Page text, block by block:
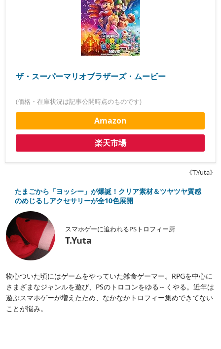
ザ・スーパーマリオブラザーズ・ムービー
(価格・在庫状況は記事公開時点のものです)
Amazon
楽天市場
《T.Yuta》
たまごから「ヨッシー」が爆誕！クリア素材＆ツヤツヤ質感
のめじるしアクセサリーが全10色展開
スマホゲーに追われるPSトロフィー厨
T.Yuta
物心ついた頃にはゲームをやっていた雑食ゲーマー。RPGを中心に
さまざまなジャンルを遊び、PSのトロコンをゆる～くやる。近年は
遊ぶスマホゲーが増えたため、なかなかトロフィー集めできてない
ことが悩み。